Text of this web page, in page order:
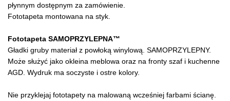
płynnym dostępnym za zamówienie.
Fototapeta montowana na styk.
Fototapeta SAMOPRZYLEPNA™
Gładki gruby materiał z powłoką winylową. SAMOPRZYLEPNY.
Może służyć jako okleina meblowa oraz na fronty szaf i kuchenne
AGD. Wydruk ma soczyste i ostre kolory.
Nie przyklejaj fototapety na malowaną wcześniej farbami ścianę.